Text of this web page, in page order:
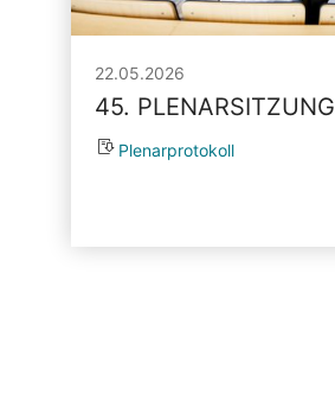
22.05.2026
45. PLENARSITZUNG
Plenarprotokoll